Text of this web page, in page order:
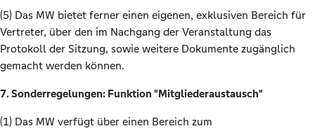
(5) Das MW bietet ferner einen eigenen, exklusiven Bereich für
Vertreter, über den im Nachgang der Veranstaltung das
Protokoll der Sitzung, sowie weitere Dokumente zugänglich
gemacht werden können.
7. Sonderregelungen: Funktion "Mitgliederaustausch"
(1) Das MW verfügt über einen Bereich zum